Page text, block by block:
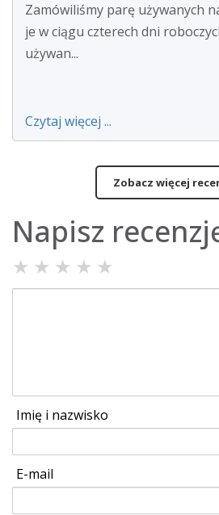
Zamówiliśmy parę używanych
je w ciągu czterech dni
używan...
Czytaj więcej ...
Zobacz więcej
Napisz
★ ★ ★ ★ ★
Imię i nazwisko
E-mail